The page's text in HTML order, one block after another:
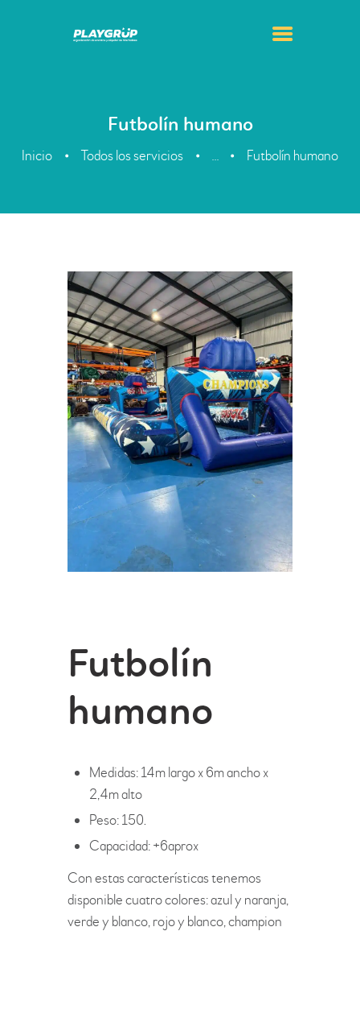
Futbolín humano
Inicio Todos los servicios ... Futbolín humano
ORGANIZACIÓN DE
EVENTOS
CONTACTO
Futbolín
humano
Medidas: 14m largo x 6m ancho x
2,4m alto
Peso: 150.
Capacidad: +6aprox
Con estas características tenemos
disponible cuatro colores: azul y naranja,
verde y blanco, rojo y blanco, champion